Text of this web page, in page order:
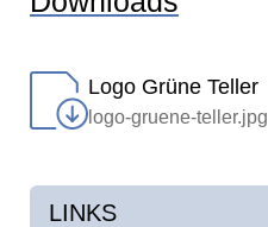
Logo Grüne Teller
logo-gruene-teller.jpg
LINKS